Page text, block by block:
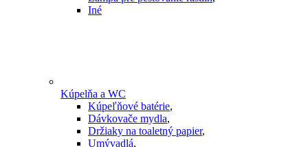
Iné
Kúpelňa a WC
Kúpeľňové batérie,
Dávkovače mydla,
Držiaky na toaletný papier,
Umývadlá,